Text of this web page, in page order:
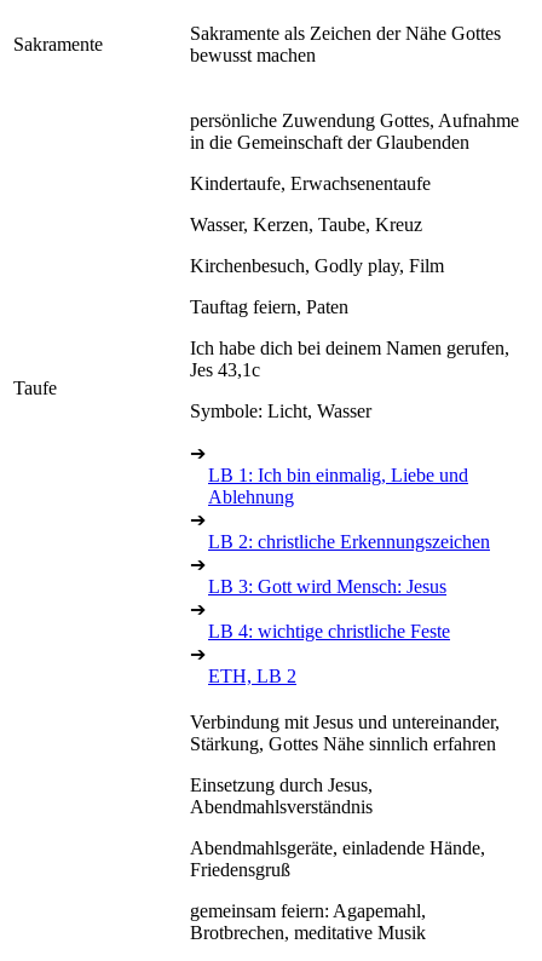
Sakramente
Sakramente als Zeichen der Nähe Gottes
bewusst machen
Taufe
persönliche Zuwendung Gottes, Aufnahme
in die Gemeinschaft der Glaubenden
Kindertaufe, Erwachsenentaufe
Wasser, Kerzen, Taube, Kreuz
Kirchenbesuch, Godly play, Film
Tauftag feiern, Paten
Ich habe dich bei deinem Namen gerufen,
Jes 43,1c
Symbole: Licht, Wasser
➔
LB 1: Ich bin einmalig, Liebe und
Ablehnung
➔
LB 2: christliche Erkennungszeichen
➔
LB 3: Gott wird Mensch: Jesus
➔
LB 4: wichtige christliche Feste
➔
ETH, LB 2
Verbindung mit Jesus und untereinander,
Stärkung, Gottes Nähe sinnlich erfahren
Einsetzung durch Jesus,
Abendmahlsverständnis
Abendmahlsgeräte, einladende Hände,
Friedensgruß
gemeinsam feiern: Agapemahl,
Brotbrechen, meditative Musik